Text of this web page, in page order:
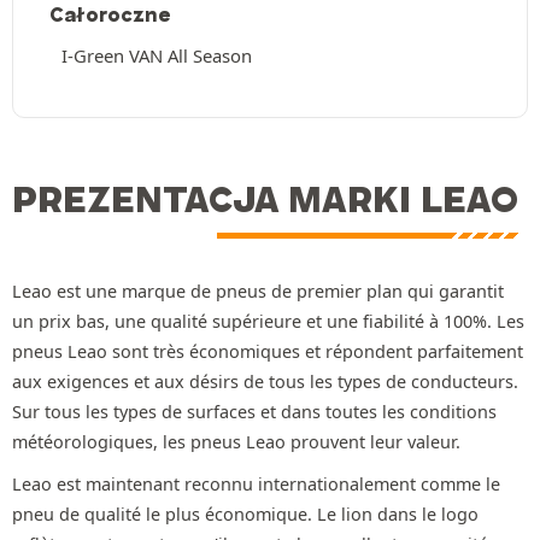
Całoroczne
I-Green VAN All Season
PREZENTACJA MARKI LEAO
Leao est une marque de pneus de premier plan qui garantit
un prix bas, une qualité supérieure et une fiabilité à 100%. Les
pneus Leao sont très économiques et répondent parfaitement
aux exigences et aux désirs de tous les types de conducteurs.
Sur tous les types de surfaces et dans toutes les conditions
météorologiques, les pneus Leao prouvent leur valeur.
Leao est maintenant reconnu internationalement comme le
pneu de qualité le plus économique. Le lion dans le logo